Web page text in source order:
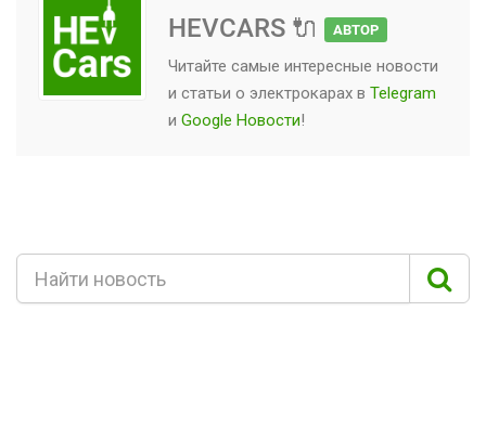
HEVCARS 🔌 АВТОР
Читайте самые интересные новости
и статьи о электрокарах в Telegram
и Google Новости!